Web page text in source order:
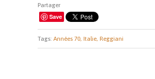
Partager
Save
Tags: Années 70, Italie, Reggiani